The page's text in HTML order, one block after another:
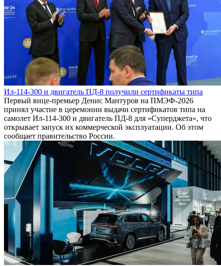
Ил-114-300 и двигатель ПД-8 получили сертификаты типа
Первый вице-премьер Денис Мантуров на ПМЭФ-2026
принял участие в церемонии выдачи сертификатов типа на
самолет Ил-114-300 и двигатель ПД-8 для «Суперджета», что
открывает запуск их коммерческой эксплуатации. Об этом
сообщает правительство России.